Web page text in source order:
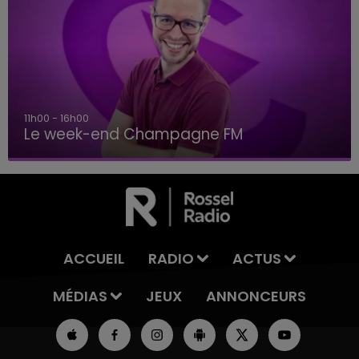
11h00 - 16h00
Le week-end Champagne FM
ACCUEIL RADIO
ACTUS
MÉDIAS
JEUX ANNONCEURS